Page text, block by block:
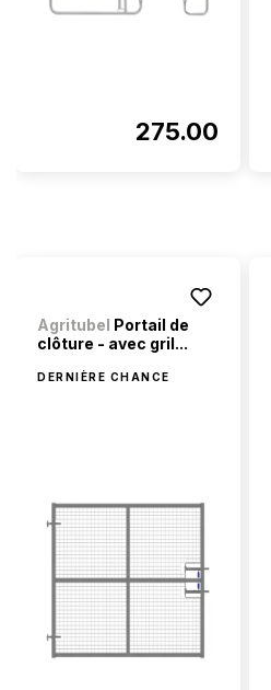
275.00
Agritubel Portail de
clôture - avec gril...
DERNIÈRE CHANCE